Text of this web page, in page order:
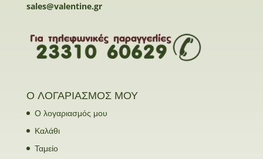
sales@valentine.gr
Ο ΛΟΓΑΡΙΑΣΜΟΣ ΜΟΥ
Ο λογαριασμός μου
Καλάθι
Ταμείο